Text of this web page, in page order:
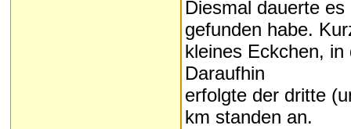
Diesmal dauerte
gefunden habe.
kleines Eckchen,
Daraufhin
erfolgte der dritte
km standen an.